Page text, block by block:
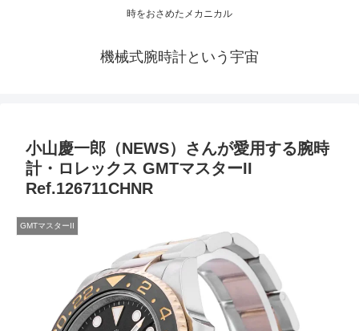
時をおさめたメカニカル
機械式腕時計という宇宙
小山慶一郎（NEWS）さんが愛用する腕時
計・ロレックス GMTマスターII
Ref.126711CHNR
GMTマスターII